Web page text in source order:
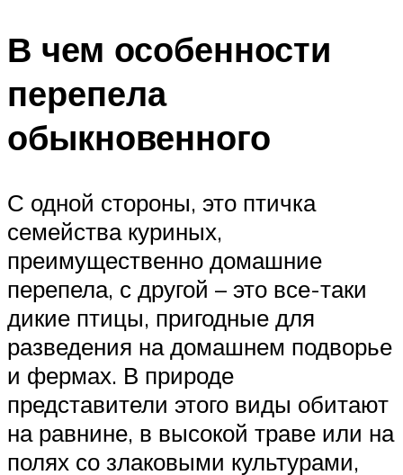
В чем особенности
перепела
обыкновенного
С одной стороны, это птичка
семейства куриных,
преимущественно домашние
перепела, с другой – это все-таки
дикие птицы, пригодные для
разведения на домашнем подворье
и фермах. В природе
представители этого виды обитают
на равнине, в высокой траве или на
полях со злаковыми культурами,